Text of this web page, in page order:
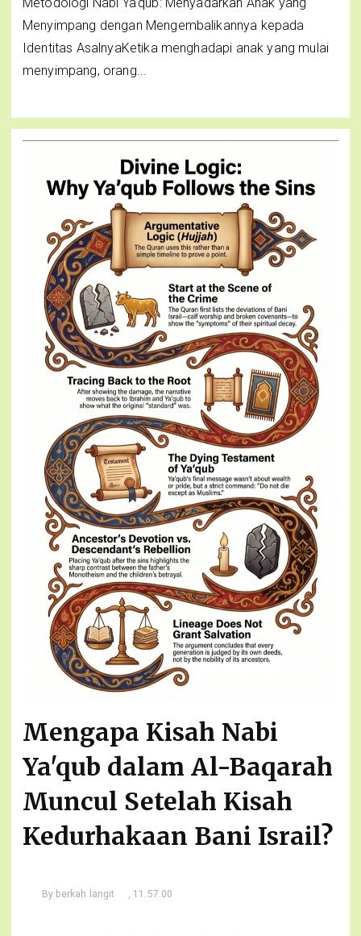
Menyimpang dengan Mengembalikannya kepada
Identitas AsalnyaKetika menghadapi anak yang mulai
menyimpang, orang...
Mengapa Kisah Nabi
Ya'qub dalam Al-Baqarah
Muncul Setelah Kisah
Kedurhakaan Bani Israil?
By berkah langit , 11.57.00